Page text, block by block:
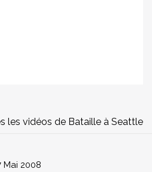
les vidéos de Bataille à Seattle
Mai 2008